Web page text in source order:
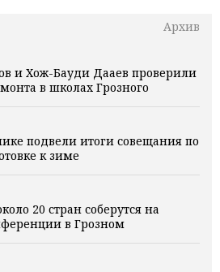
Архив
и Хож-Бауди Дааев проверили
в школах Грозного
подвели итоги совещания по
к зиме
20 стран соберутся на
в Грозном